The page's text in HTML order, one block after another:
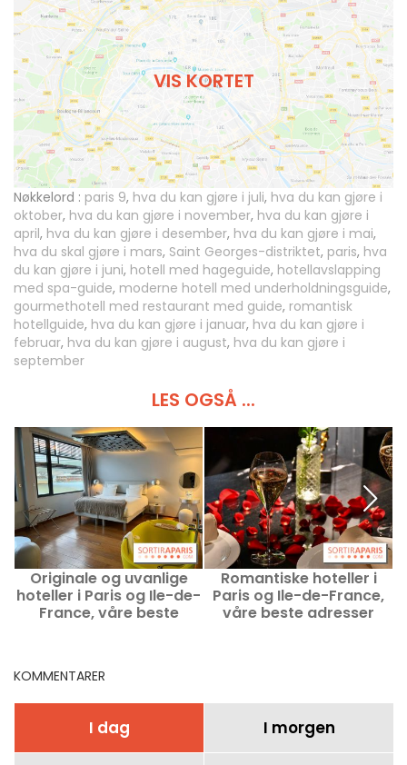
VIS KORTET
Nøkkelord : paris 9, hva du kan gjøre i juli, hva du kan gjøre i
oktober, hva du kan gjøre i november, hva du kan gjøre i
april, hva du kan gjøre i desember, hva du kan gjøre i mai,
hva du skal gjøre i mars, Saint Georges-distriktet, paris, hva
du kan gjøre i juni, hotell med hageguide, hotellavslapping
med spa-guide, moderne hotell med underholdningsguide,
gourmethotell med restaurant med guide, romantisk
hotellguide, hva du kan gjøre i januar, hva du kan gjøre i
februar, hva du kan gjøre i august, hva du kan gjøre i
september
LES OGSÅ ...
Originale og uvanlige
hoteller i Paris og Ile-de-
France, våre beste
Romantiske hoteller i
Paris og Ile-de-France,
våre beste adresser
KOMMENTARER
I dag I morgen